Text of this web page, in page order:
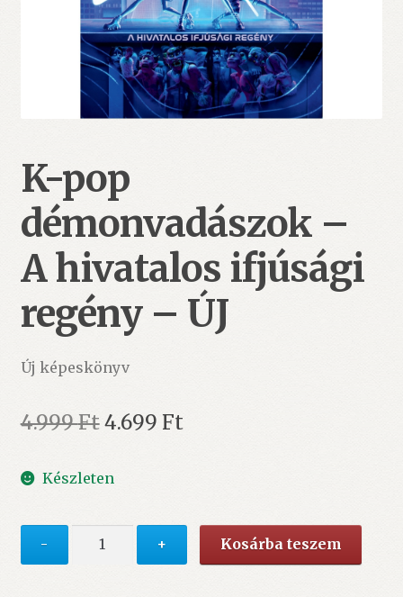
K-pop
démonvadászok –
A hivatalos ifjúsági
regény – ÚJ
Új képeskönyv
4.999FtOriginal
was:
4.699 FtCurrent
Készleten
- + Kosárba teszem